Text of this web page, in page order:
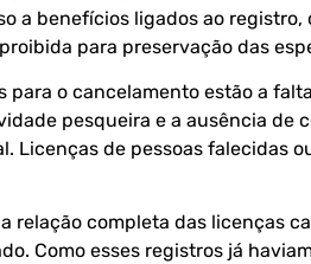
a benefícios ligados ao registro,
para preservação das
para o cancelamento estão a
pesqueira e a ausência de
Licenças de pessoas falecidas
relação completa das licenças
Como esses registros já